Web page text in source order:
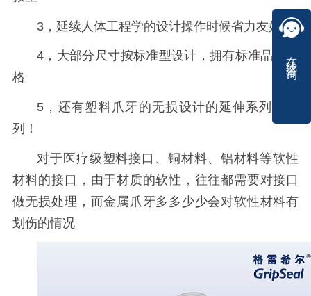
3，延续人体工程学的设计操作时候省力友好
4，大部分尺寸按标准型设计，拥有标准品的价
格
5，还有塑料爪牙的无损设计的延伸系列-P系
列！
对于医疗级塑料接口、铜材料、铝材料等软性
材料的接口，由于材质的软性，往往都需要对接口
做无损处理，而金属爪牙多多少少会对软性材料有
划伤的情况
在线咨询